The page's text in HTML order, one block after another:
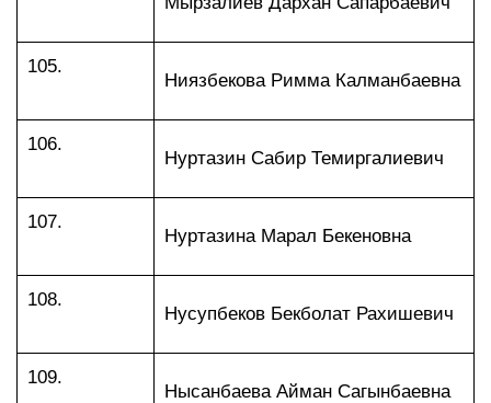
105.
Ниязбекова Римма Калманбаевна
106.
Нуртазин Сабир Темиргалиевич
107.
Нуртазина Марал Бекеновна
108.
Нусупбеков Бекболат Рахишевич
109.
Нысанбаева Айман Сагынбаевна